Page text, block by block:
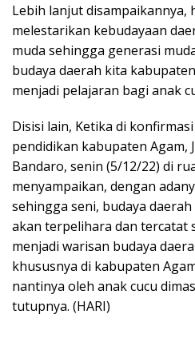
Lebih lanjut disampaikannya,
melestarikan kebudayaan
muda sehingga generasi
budaya daerah kita
menjadi pelajaran bagi anak
Disisi lain, Ketika di
pendidikan kabupaten Agam,
Bandaro, senin (5/12/22) di
menyampaikan, dengan
sehingga seni, budaya
akan terpelihara dan tercatat
menjadi warisan budaya
khususnya di kabupaten
nantinya oleh anak cucu
tutupnya. (HARI)